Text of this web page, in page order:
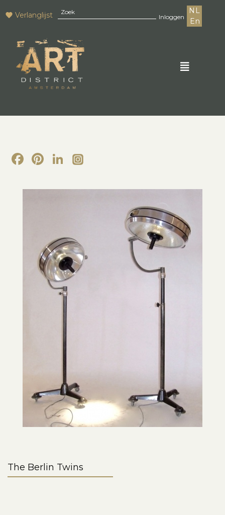
Verlanglijst Inloggen
NL
En
Facebook
Pinterest
LinkedIn
The Berlin Twins